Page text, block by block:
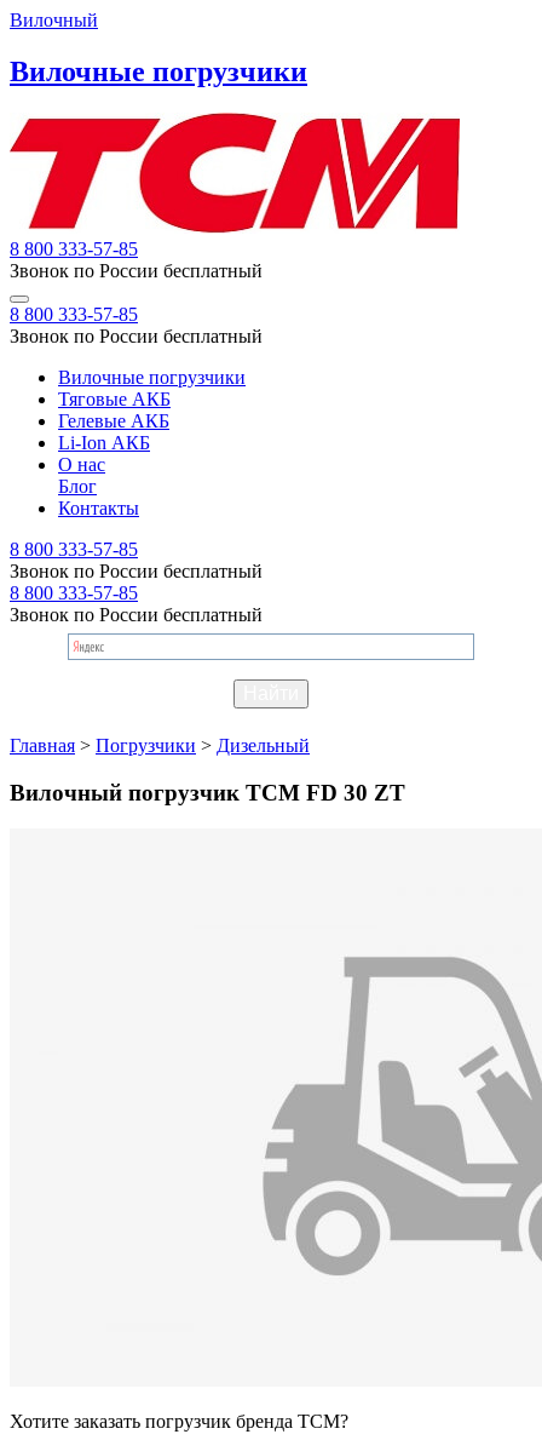
Вилочный
Вилочные погрузчики
8 800 333-57-85
Звонок по России бесплатный
8 800 333-57-85
Звонок по России бесплатный
Вилочные погрузчики
Тяговые АКБ
Гелевые АКБ
Li-Ion АКБ
О нас
Блог
Контакты
8 800 333-57-85
Звонок по России бесплатный
8 800 333-57-85
Звонок по России бесплатный
Главная > Погрузчики > Дизельный
Вилочный погрузчик TCM FD 30 ZT
Хотите заказать погрузчик бренда TCM?